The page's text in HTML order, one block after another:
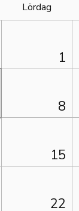
Lördag
1
8
15
22